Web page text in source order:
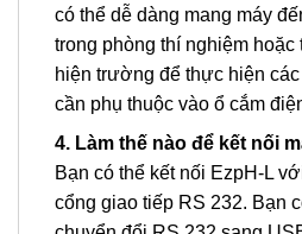
có thể dễ dàng mang máy
trong phòng thí nghiệm hoặc
hiện trường để thực hiện
cần phụ thuộc vào ổ cắm
4. Làm thế nào để kết nối
Bạn có thể kết nối EzpH-L
cổng giao tiếp RS 232. Bạn